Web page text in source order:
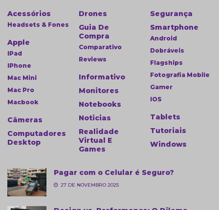
Acessórios
Headsets & Fones
Apple
IPad
IPhone
Mac Mini
Mac Pro
Macbook
Câmeras
Computadores
Desktop
Drones
Guia De
Compra
Comparativo
Reviews
Informativo
Monitores
Notebooks
Noticias
Realidade
Virtual E
Games
Segurança
Smartphone
Android
Dobráveis
Flagships
Fotografia Mobile
Gamer
IOS
Tablets
Tutoriais
Windows
Pagar com o Celular é Seguro?
27 DE NOVEMBRO 2025